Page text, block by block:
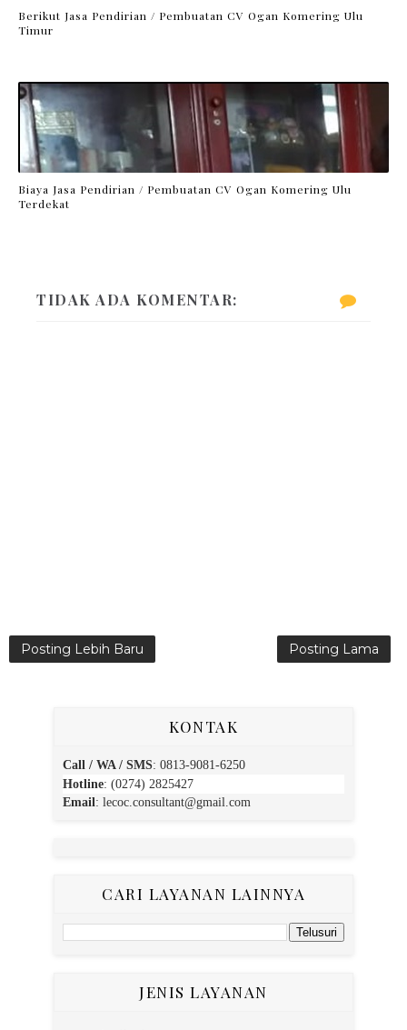
Berikut Jasa Pendirian / Pembuatan CV Ogan Komering Ulu
Timur
Biaya Jasa Pendirian / Pembuatan CV Ogan Komering Ulu
Terdekat
TIDAK ADA KOMENTAR:
Posting Lebih Baru Posting Lama
KONTAK
Call / WA / SMS: 0813-9081-6250
Hotline: (0274) 2825427
Email: lecoc.consultant@gmail.com
CARI LAYANAN LAINNYA
JENIS LAYANAN